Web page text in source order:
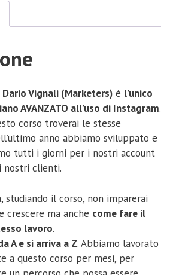
Vignali (Marketers) è l’unico
AVANZATO all’uso di Instagram.
corso troverai le stesse
anno abbiamo sviluppato e
tutti i giorni per i nostri account
nostri clienti.
studiando il corso, non imparerai
crescere ma anche come fare il
lavoro.
A e si arriva a Z. Abbiamo lavorato
a questo corso per mesi, per